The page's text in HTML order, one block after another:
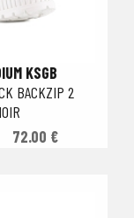
KSGB
BACKZIP 2
72.00 €